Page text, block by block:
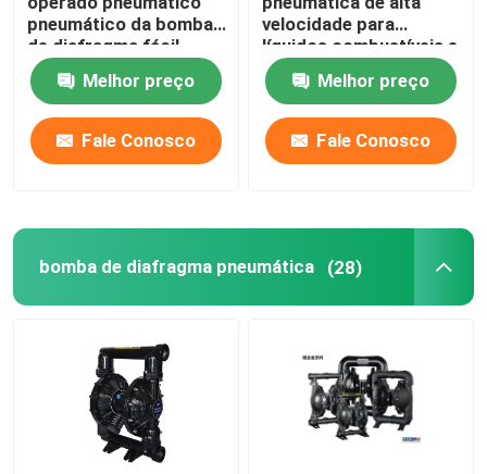
Bomba de água de esgoto vertical
pneumático da bomba
de diafragma fácil
mantém
Melhor preço
Fale Conosco
velocidade para
líquidos combustíveis e
Volatilizable
Melhor preço
Fale Conosco
bomba de diafragma pneumática (28)